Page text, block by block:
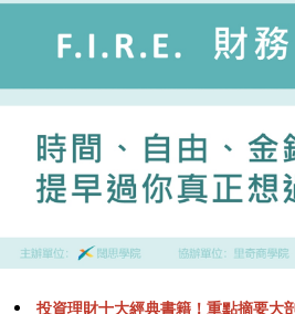
投資理財十大經典書籍！重點摘要大